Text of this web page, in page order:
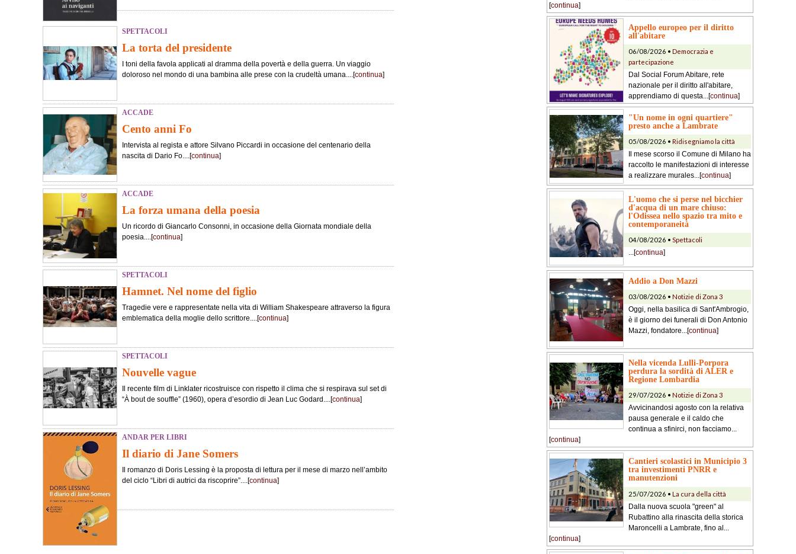
SPETTACOLI
La torta del presidente
I toni della favola applicati al dramma della povertà e della guerra. Un viaggio
doloroso nel mondo di una bambina alle prese con la crudeltà umana....[continua]
ACCADE
Cento anni Fo
Intervista al regista e attore Silvano Piccardi in occasione del centenario della
nascita di Dario Fo....[continua]
ACCADE
La forza umana della poesia
Un ricordo di Giancarlo Consonni, in occasione della Giornata mondiale della
poesia....[continua]
SPETTACOLI
Hamnet. Nel nome del figlio
Tragedie vere e rappresentate nella vita di William Shakespeare attraverso la figura
emblematica della moglie dello scrittore....[continua]
SPETTACOLI
Nouvelle vague
Il recente film di Linklater ricostruisce con rispetto il clima che si respirava sul set di
“À bout de souffle” (1960), opera d’esordio di Jean Luc Godard....[continua]
ANDAR PER LIBRI
Il diario di Jane Somers
Il romanzo di Doris Lessing è la proposta di lettura per il mese di marzo nell’ambito
del ciclo “Libri di autrici da riscoprire”....[continua]
[continua]
Appello europeo per il diritto
all'abitare
06/08/2026 • Democrazia e
partecipazione
Dal Social Forum Abitare, rete
nazionale per il diritto all'abitare,
apprendiamo di questa...[continua]
"Un nome in ogni quartiere"
presto anche a Lambrate
05/08/2026 • Ridisegniamo la città
Il mese scorso il Comune di Milano ha
raccolto le manifestazioni di interesse
a realizzare murales...[continua]
L'uomo che si perse nel bicchier
d'acqua di un mare chiuso:
l'Odissea nello spazio tra mito e
contemporaneità
04/08/2026 • Spettacoli
...[continua]
Addio a Don Mazzi
03/08/2026 • Notizie di Zona 3
Oggi, nella basilica di Sant'Ambrogio,
è il giorno dei funerali di Don Antonio
Mazzi, fondatore...[continua]
Nella vicenda Lulli-Porpora
perdura la sordità di ALER e
Regione Lombardia
29/07/2026 • Notizie di Zona 3
Avvicinandosi agosto con la relativa
pausa generale e il caldo che
continua a sfinirci, non facciamo...
[continua]
Cantieri scolastici in Municipio 3
tra investimenti PNRR e
manutenzioni
25/07/2026 • La cura della città
Dalla nuova scuola "green" al
Rubattino alla rinascita della storica
Maroncelli a Lambrate, fino al...
[continua]